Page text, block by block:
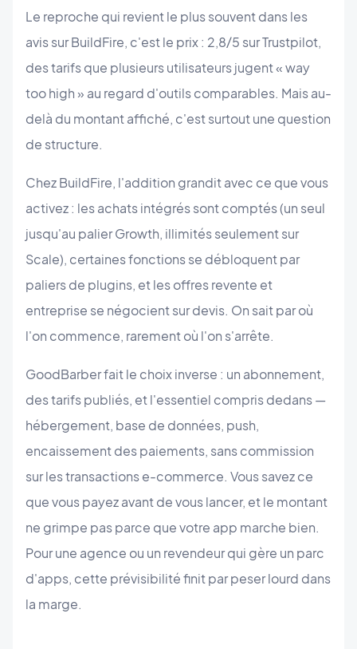
Le reproche qui revient le plus souvent dans les
avis sur BuildFire, c'est le prix : 2,8/5 sur Trustpilot,
des tarifs que plusieurs utilisateurs jugent « way
too high » au regard d'outils comparables. Mais au-
delà du montant affiché, c'est surtout une question
de structure.
Chez BuildFire, l'addition grandit avec ce que vous
activez : les achats intégrés sont comptés (un seul
jusqu'au palier Growth, illimités seulement sur
Scale), certaines fonctions se débloquent par
paliers de plugins, et les offres revente et
entreprise se négocient sur devis. On sait par où
l'on commence, rarement où l'on s'arrête.
GoodBarber fait le choix inverse : un abonnement,
des tarifs publiés, et l'essentiel compris dedans —
hébergement, base de données, push,
encaissement des paiements, sans commission
sur les transactions e-commerce. Vous savez ce
que vous payez avant de vous lancer, et le montant
ne grimpe pas parce que votre app marche bien.
Pour une agence ou un revendeur qui gère un parc
d'apps, cette prévisibilité finit par peser lourd dans
la marge.